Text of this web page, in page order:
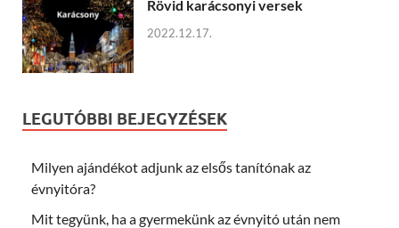
Rövid karácsonyi versek
2022.12.17.
LEGUTÓBBI BEJEGYZÉSEK
Milyen ajándékot adjunk az elsős tanítónak az
évnyitóra?
Mit tegyünk, ha a gyermekünk az évnyitó után nem